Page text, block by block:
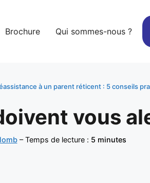
Brochure Qui sommes-nous ?
à un parent réticent : 5 conseils
vous
– Temps de lecture : 5 minutes